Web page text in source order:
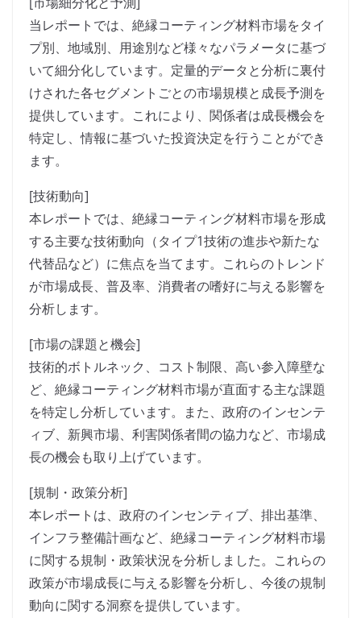
当レポートでは、絶縁コーティング材料市場をタイ
プ別、地域別、用途別など様々なパラメータに基づ
いて細分化しています。定量的データと分析に裏付
けされた各セグメントごとの市場規模と成長予測を
提供しています。これにより、関係者は成長機会を
特定し、情報に基づいた投資決定を行うことができ
ます。
[技術動向]
本レポートでは、絶縁コーティング材料市場を形成
する主要な技術動向（タイプ1技術の進歩や新たな
代替品など）に焦点を当てます。これらのトレンド
が市場成長、普及率、消費者の嗜好に与える影響を
分析します。
[市場の課題と機会]
技術的ボトルネック、コスト制限、高い参入障壁な
ど、絶縁コーティング材料市場が直面する主な課題
を特定し分析しています。また、政府のインセンテ
ィブ、新興市場、利害関係者間の協力など、市場成
長の機会も取り上げています。
[規制・政策分析]
本レポートは、政府のインセンティブ、排出基準、
インフラ整備計画など、絶縁コーティング材料市場
に関する規制・政策状況を分析しました。これらの
政策が市場成長に与える影響を分析し、今後の規制
動向に関する洞察を提供しています。